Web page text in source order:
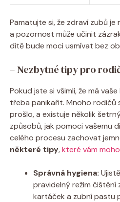
Pamatujte si, že zdraví zubů je
a pozornost může učinit
dítě bude moci usmívat bez
– Nezbytné tipy pro
Pokud jste si všimli, že má
třeba panikařit. Mnoho rodičů
prošlo, a existuje několik
způsobů, jak pomoci vašemu
celého procesu zachovat
některé tipy,které vám
Správná hygiena:
pravidelný režim čištění
kartáček a zubní pastu